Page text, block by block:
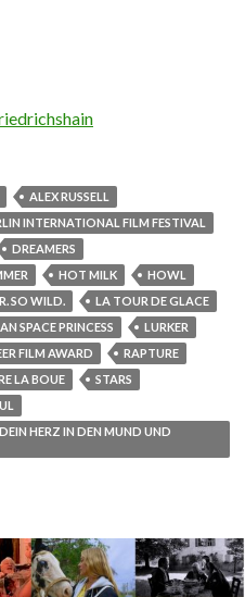
ALEX RUSSELL
INTERNATIONAL FILM FESTIVAL
DREAMERS
HOT MILK
HOWL
SO WILD.
LA TOUR DE GLACE
SPACE PRINCESS
LURKER
FILM AWARD
RAPTURE
LA BOUE
STARS
HERZ IN DEN MUND UND